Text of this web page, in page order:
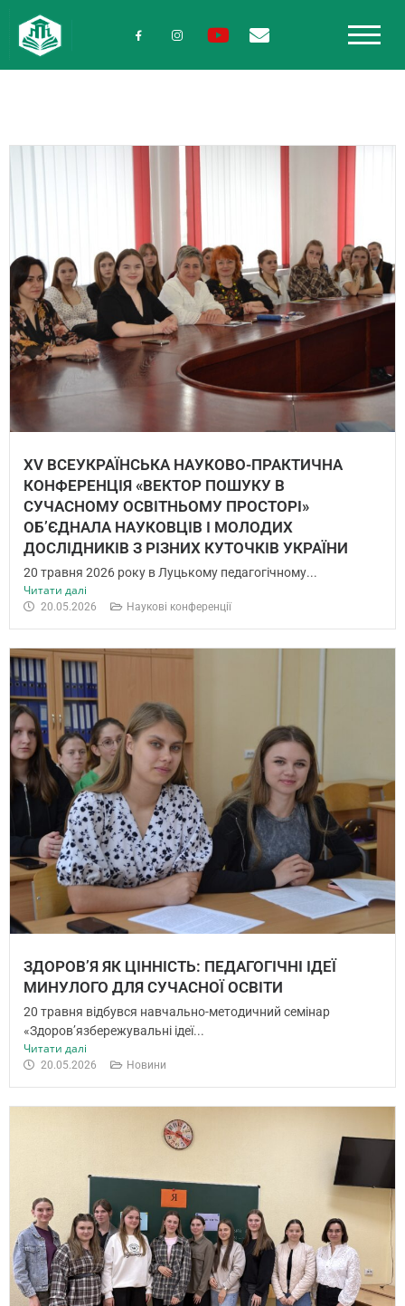
XV ВСЕУКРАЇНСЬКА НАУКОВО-ПРАКТИЧНА
КОНФЕРЕНЦІЯ «ВЕКТОР ПОШУКУ В
СУЧАСНОМУ ОСВІТНЬОМУ ПРОСТОРІ»
ОБ’ЄДНАЛА НАУКОВЦІВ І МОЛОДИХ
ДОСЛІДНИКІВ З РІЗНИХ КУТОЧКІВ УКРАЇНИ
20 травня 2026 року в Луцькому педагогічному...
Читати далі
20.05.2026 Наукові конференції
ЗДОРОВ’Я ЯК ЦІННІСТЬ: ПЕДАГОГІЧНІ ІДЕЇ
МИНУЛОГО ДЛЯ СУЧАСНОЇ ОСВІТИ
20 травня відбувся навчально-методичний семінар
«Здоров’язбережувальні ідеї...
Читати далі
20.05.2026 Новини